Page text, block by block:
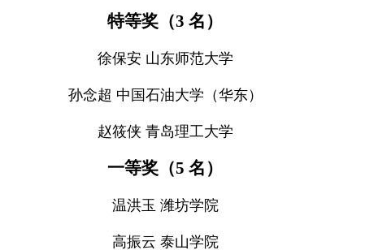
特等奖（3 名）
徐保安 山东师范大学
孙念超 中国石油大学（华东）
赵筱侠 青岛理工大学
一等奖（5 名）
温洪玉 潍坊学院
高振云 泰山学院